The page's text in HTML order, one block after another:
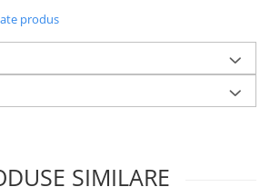
produs
SIMILARE